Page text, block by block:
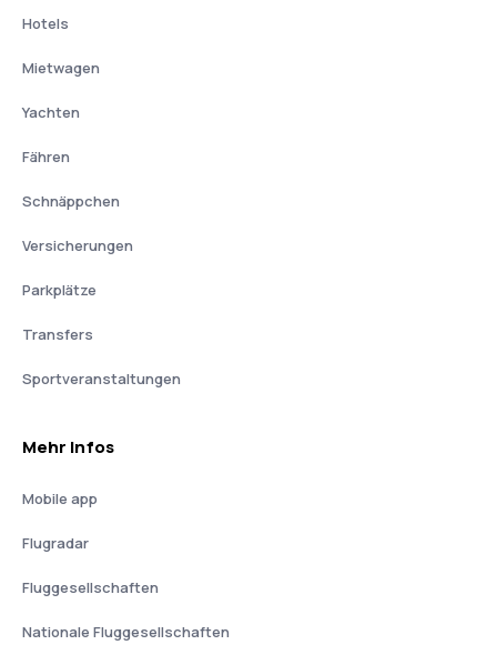
Hotels
Mietwagen
Yachten
Fähren
Schnäppchen
Versicherungen
Parkplätze
Transfers
Sportveranstaltungen
Mehr Infos
Mobile app
Flugradar
Fluggesellschaften
Nationale Fluggesellschaften